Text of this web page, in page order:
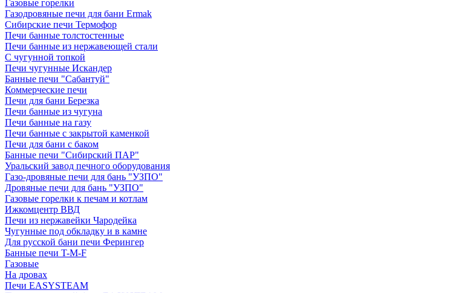
Газовые горелки
Газодровяные печи для бани Ermak
Сибирские печи Термофор
Печи банные толстостенные
Печи банные из нержавеющей стали
С чугунной топкой
Печи чугунные Искандер
Банные печи "Сабантуй"
Коммерческие печи
Печи для бани Березка
Печи банные из чугуна
Печи банные на газу
Печи банные с закрытой каменкой
Печи для бани с баком
Банные печи "Сибирский ПАР"
Уральский завод печного оборудования
Газо-дровяные печи для бань "УЗПО"
Дровяные печи для бань "УЗПО"
Газовые горелки к печам и котлам
Ижкомцентр ВВД
Печи из нержавейки Чародейка
Чугунные под обкладку и в камне
Для русской бани печи Ферингер
Банные печи T-M-F
Газовые
На дровах
Печи EASYSTEAM